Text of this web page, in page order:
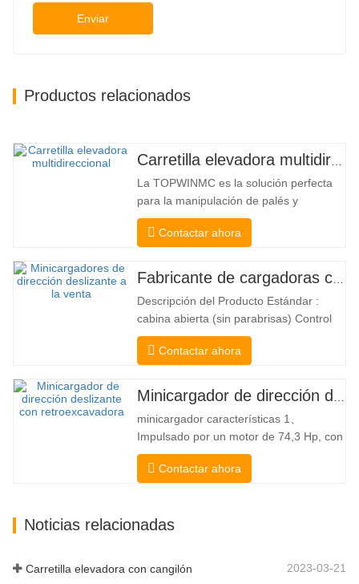
Enviar
Productos relacionados
La TOPWINMC es la solución perfecta
para la manipulación de palés y
mercancías largas. Una auténtica
carretilla elevadora dos en uno que
elevadora y una de carga lateral. Su
silencioso y ecológico motor eléctrico y
la innovadora dirección HX de 360°
permiten…
Contactar ahora
Descripción del Producto Estándar :
cabina abierta (sin parabrisas) Control
Mecánico Acoplador y enganche rápido
tipo Bobcat Bomba hidráulica
Motor Válvula multifuncional de Italia
Sistema de nivelación automática Freno
hidráulico Cucharón estándar El
cargador…
Contactar ahora
minicargador características 1、
Impulsado por un motor de 74,3 Hp, con
una fuerza de arranque del cucharón
excepcional de 3350 kg y una capacidad
nuevo nivel. El nuevo modelo de flujo
Contactar ahora
Noticias relacionadas
Carretilla elevadora con cangilón 2023-03-21